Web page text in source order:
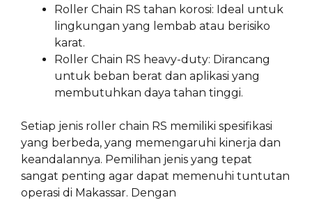
Roller Chain RS tahan korosi: Ideal untuk
lingkungan yang lembab atau berisiko
karat.
Roller Chain RS heavy-duty: Dirancang
untuk beban berat dan aplikasi yang
membutuhkan daya tahan tinggi.
Setiap jenis roller chain RS memiliki spesifikasi
yang berbeda, yang memengaruhi kinerja dan
keandalannya. Pemilihan jenis yang tepat
sangat penting agar dapat memenuhi tuntutan
operasi di Makassar. Dengan